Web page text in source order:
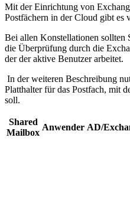
Mit der Einrichtung von
Postfächern in der Cloud gibt es
Bei allen Konstellationen sollten
die Überprüfung durch die
der der aktive Benutzer arbeitet.
In der weiteren Beschreibung
Platthalter für das Postfach, mit
soll.
Shared
Mailbox
Anwender AD/